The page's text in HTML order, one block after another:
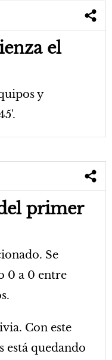
el
y
primer
Se
0 a 0 entre
Con este
está quedando